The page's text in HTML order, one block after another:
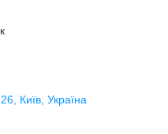
Київ, Україна